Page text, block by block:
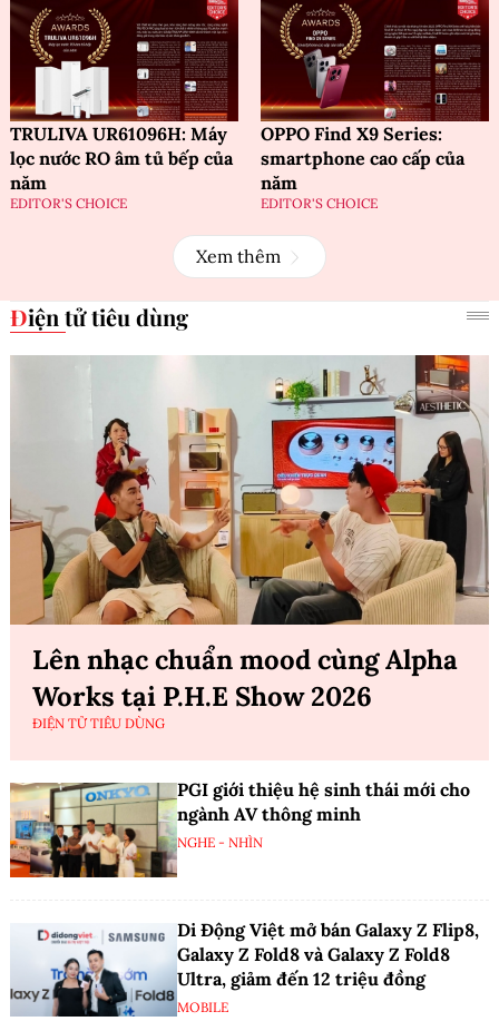
TRULIVA UR61096H: Máy
lọc nước RO âm tủ bếp của
năm
EDITOR'S CHOICE
OPPO Find X9 Series:
smartphone cao cấp của
năm
EDITOR'S CHOICE
Xem thêm
Điện tử tiêu dùng
Lên nhạc chuẩn mood cùng Alpha
Works tại P.H.E Show 2026
ĐIỆN TỬ TIÊU DÙNG
PGI giới thiệu hệ sinh thái mới cho
ngành AV thông minh
NGHE - NHÌN
Di Động Việt mở bán Galaxy Z Flip8,
Galaxy Z Fold8 và Galaxy Z Fold8
Ultra, giảm đến 12 triệu đồng
MOBILE